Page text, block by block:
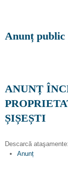
Anunț public
ANUNȚ
ȘIȘEȘTI
Descarcă ataşamente:
Anunț